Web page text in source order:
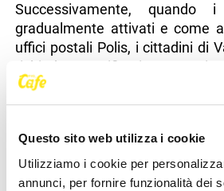
Questo sito web utilizza i cookie
Utilizziamo i cookie per
annunci, per fornire funzionalità dei
Successivamente, quando
gradualmente attivati e come
uffici postali Polis, i cittadini di
richiedere certificati Inps per i
della pensione, certificazione
M", che riassume i dati
certificati Anpr; servizi
amministrativa" con la
istanze di "Nomina